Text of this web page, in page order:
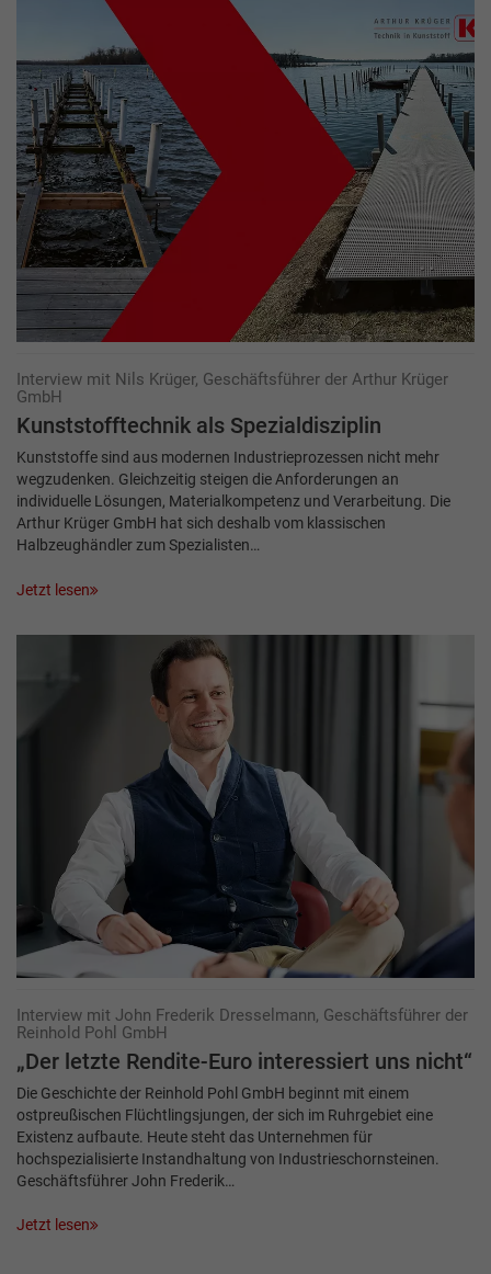
Interview mit Nils Krüger, Geschäftsführer der Arthur Krüger
GmbH
Kunststofftechnik als Spezialdisziplin
Kunststoffe sind aus modernen Industrieprozessen nicht mehr
wegzudenken. Gleichzeitig steigen die Anforderungen an
individuelle Lösungen, Materialkompetenz und Verarbeitung. Die
Arthur Krüger GmbH hat sich deshalb vom klassischen
Halbzeughändler zum Spezialisten…
Jetzt lesen
Interview mit John Frederik Dresselmann, Geschäftsführer der
Reinhold Pohl GmbH
„Der letzte Rendite-Euro interessiert uns nicht“
Die Geschichte der Reinhold Pohl GmbH beginnt mit einem
ostpreußischen Flüchtlingsjungen, der sich im Ruhrgebiet eine
Existenz aufbaute. Heute steht das Unternehmen für
hochspezialisierte Instandhaltung von Industrieschornsteinen.
Geschäftsführer John Frederik…
Jetzt lesen